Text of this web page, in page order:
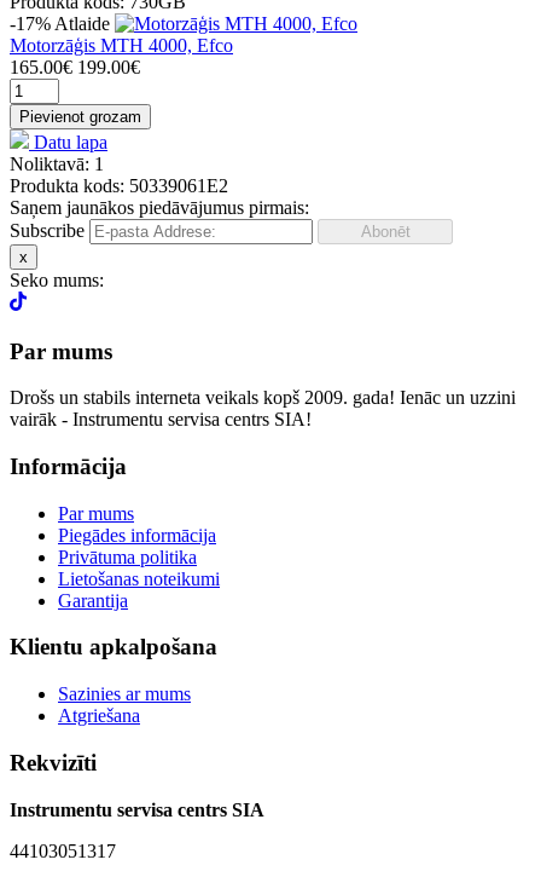
-17% Atlaide
Motorzāģis MTH 4000, Efco
165.00€ 199.00€
Pievienot grozam
Datu lapa
Noliktavā: 1
Produkta kods: 50339061E2
Saņem jaunākos piedāvājumus pirmais:
Subscribe
x
Seko mums:
Par mums
Drošs un stabils interneta veikals kopš 2009. gada! Ienāc un uzzini
vairāk - Instrumentu servisa centrs SIA!
Informācija
Par mums
Piegādes informācija
Privātuma politika
Lietošanas noteikumi
Garantija
Klientu apkalpošana
Sazinies ar mums
Atgriešana
Rekvizīti
Instrumentu servisa centrs SIA
44103051317